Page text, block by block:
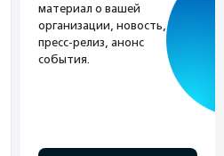
материал о вашей
организации, новость,
пресс-релиз, анонс
события.